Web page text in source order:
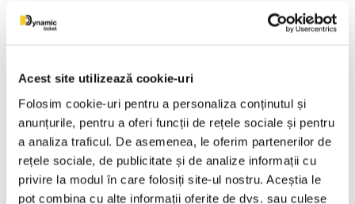
Acest site utilizează cookie-uri
Folosim cookie-uri pentru a personaliza conținutul și
anunțurile, pentru a oferi funcții de rețele sociale și pentru
a analiza traficul. De asemenea, le oferim partenerilor de
rețele sociale, de publicitate și de analize informații cu
privire la modul în care folosiți site-ul nostru. Aceștia le
pot combina cu alte informații oferite de dvs. sau culese
Casa de Cultura a Sindicatelor Ramnicu Valcea
✒️ TURNEUL NAȚIONAL -RAOUL-“DE DRAGUL TĂU”,
Sunt seri în care muzica nu se ascultă, ci se trăiește.
Sunt întâlniri în care nu mai contează scena, distanța sau
luminile, ci doar ceea ce se întâmplă între oameni. Acolo
începe povestea acestui turneu. Pentru că „De dragul tău” nu